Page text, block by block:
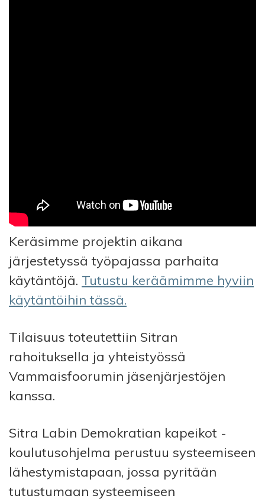
Keräsimme projektin aikana
järjestetyssä työpajassa parhaita
käytäntöjä. Tutustu keräämimme hyviin
käytäntöihin tässä.
Tilaisuus toteutettiin Sitran
rahoituksella ja yhteistyössä
Vammaisfoorumin jäsenjärjestöjen
kanssa.
Sitra Labin Demokratian kapeikot -
koulutusohjelma perustuu systeemiseen
lähestymistapaan, jossa pyritään
tutustumaan systeemiseen